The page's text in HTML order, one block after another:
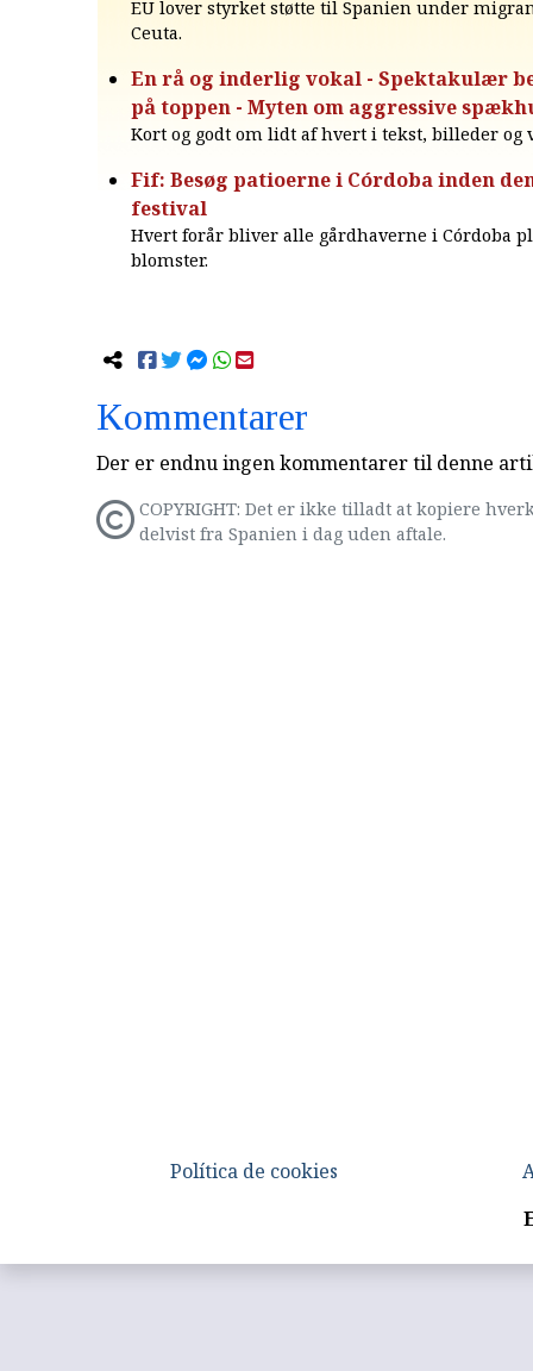
EU lover styrket støtte til Spanien under
Ceuta.
En rå og inderlig vokal - Spektakulær
på toppen - Myten om aggressive
Kort og godt om lidt af hvert i tekst, billeder og
Fif: Besøg patioerne i Córdoba inden
festival
Hvert forår bliver alle gårdhaverne i Córdoba
blomster.
Kommentarer
Der er endnu ingen kommentarer til denne
COPYRIGHT: Det er ikke tilladt at kopiere
delvist fra Spanien i dag uden aftale.
Política de cookies